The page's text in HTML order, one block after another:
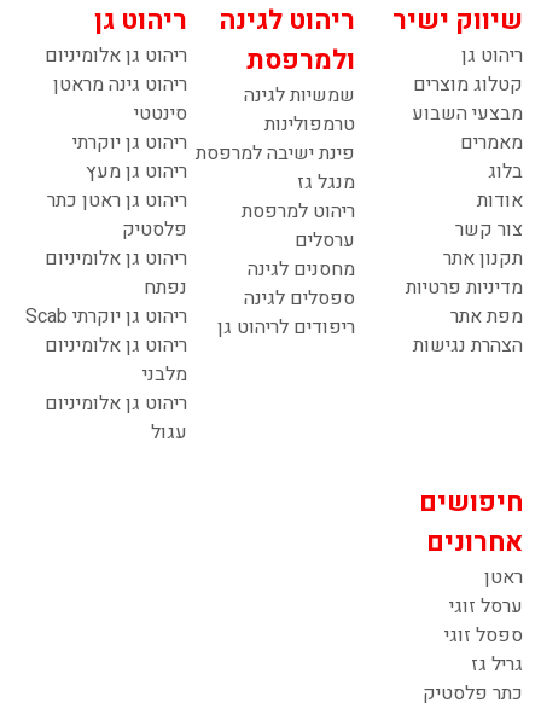
שיווק ישיר
ריהוט גן
קטלוג מוצרים
מבצעי השבוע
מאמרים
בלוג
אודות
צור קשר
תקנון אתר
מדיניות פרטיות
מפת אתר
הצהרת נגישות
ריהוט לגינה
ולמרפסת
שמשיות לגינה
טרמפולינות
פינת ישיבה למרפסת
מנגל גז
ריהוט למרפסת
ערסלים
מחסנים לגינה
ספסלים לגינה
ריפודים לריהוט גן
ריהוט גן
ריהוט גן אלומיניום
ריהוט גינה מראטן
סינטטי
ריהוט גן יוקרתי
ריהוט גן מעץ
ריהוט גן ראטן כתר
פלסטיק
ריהוט גן אלומיניום
נפתח
ריהוט גן יוקרתי Scab
ריהוט גן אלומיניום
מלבני
ריהוט גן אלומיניום
עגול
חיפושים
אחרונים
ראטן
ערסל זוגי
ספסל זוגי
גריל גז
כתר פלסטיק